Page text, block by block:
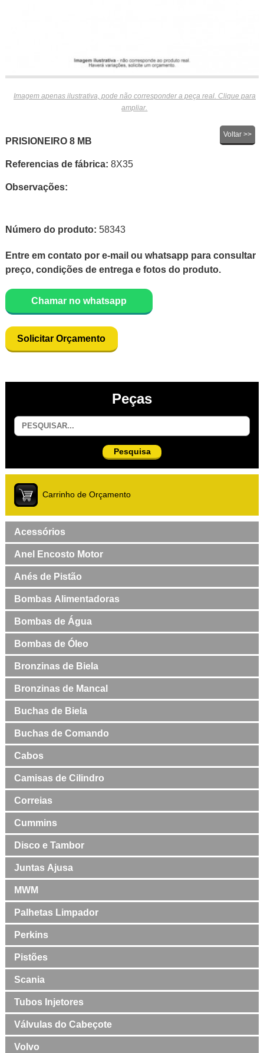
Imagem apenas ilustrativa, pode não corresponder a peça real. Clique para
ampliar.
Voltar >>
PRISIONEIRO 8 MB
Referencias de fábrica: 8X35
Observações:
Número do produto: 58343
Entre em contato por e-mail ou whatsapp para consultar
preço, condições de entrega e fotos do produto.
Chamar no whatsapp
Solicitar Orçamento
Peças
Pesquisa
Carrinho de Orçamento
Acessórios
Anel Encosto Motor
Anés de Pistão
Bombas Alimentadoras
Bombas de Água
Bombas de Óleo
Bronzinas de Biela
Bronzinas de Mancal
Buchas de Biela
Buchas de Comando
Cabos
Camisas de Cilindro
Correias
Cummins
Disco e Tambor
Juntas Ajusa
MWM
Palhetas Limpador
Perkins
Pistões
Scania
Tubos Injetores
Válvulas do Cabeçote
Volvo